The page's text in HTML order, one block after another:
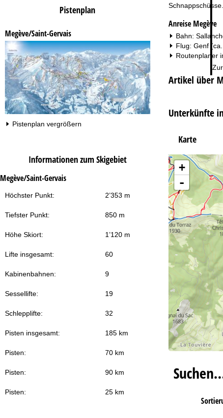
Pistenplan
Megève/Saint-Gervais
Pistenplan vergrößern
Informationen zum Skigebiet
Megève/Saint-Gervais
Höchster Punkt: 2’353 m
Tiefster Punkt: 850 m
Höhe Skiort: 1’120 m
Lifte insgesamt: 60
Kabinenbahnen: 9
Sessellifte: 19
Schlepplifte: 32
Pisten insgesamt: 185 km
Pisten: 70 km
Pisten: 90 km
Pisten: 25 km
Schnappschüsse.
Anreise Megève
Bahn:
Flug: Genf
Routenplaner
Artikel über
Unterkünfte
Karte
+
-